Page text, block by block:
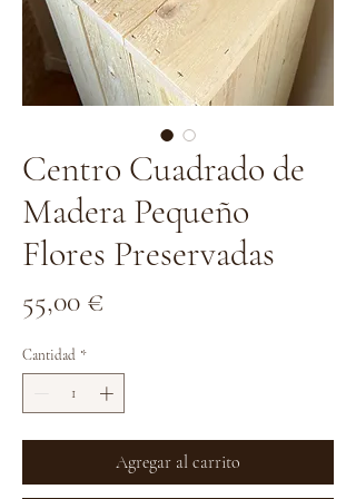
Centro Cuadrado de
Madera Pequeño
Flores Preservadas
55,00 €
Cantidad *
Agregar al carrito